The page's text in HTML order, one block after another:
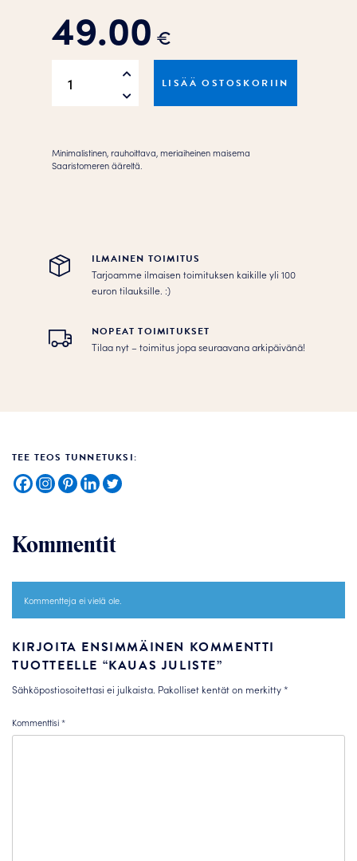
49.00 €
Juliste
LISÄÄ OSTOSKORIIN
Minimalistinen, rauhoittava, meriaiheinen maisema
Saaristomeren ääreltä.
ILMAINEN TOIMITUS
Tarjoamme ilmaisen toimituksen kaikille yli 100
euron tilauksille. :­­)
NOPEAT TOIMITUKSET
Tilaa nyt – toimitus jopa seuraavana arkipäivänä!
TEE TEOS TUNNETUKSI:
Kommentit
Kommentteja ei vielä ole.
KIRJOITA ENSIMMÄINEN KOMMENTTI
TUOTTEELLE “KAUAS JULISTE”
Sähköpostiosoitettasi ei julkaista. Pakolliset kentät on merkitty*
Kommenttisi*